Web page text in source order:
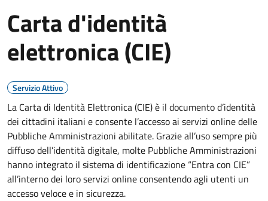
Carta d'identità
elettronica (CIE)
Servizio Attivo
La Carta di Identità Elettronica (CIE) è il documento d’identità
dei cittadini italiani e consente l’accesso ai servizi online delle
Pubbliche Amministrazioni abilitate. Grazie all’uso sempre più
diffuso dell’identità digitale, molte Pubbliche Amministrazioni
hanno integrato il sistema di identificazione “Entra con CIE”
all’interno dei loro servizi online consentendo agli utenti un
accesso veloce e in sicurezza.